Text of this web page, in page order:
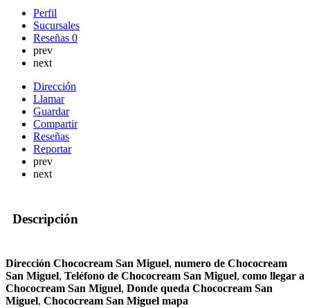
Perfil
Sucursales
Reseñas 0
prev
next
Dirección
Llamar
Guardar
Compartir
Reseñas
Reportar
prev
next
Descripción
Dirección Chococream San Miguel, numero de Chococream
San Miguel, Teléfono de Chococream San Miguel, como llegar a
Chococream San Miguel, Donde queda Chococream San
Miguel, Chococream San Miguel mapa